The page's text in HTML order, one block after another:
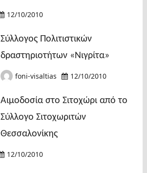
12/10/2010
Σύλλογος Πολιτιστικών
δραστηριοτήτων «Νιγρίτα»
foni-visaltias 12/10/2010
Αιμοδοσία στο Σιτοχώρι από το
Σύλλογο Σιτοχωριτών
Θεσσαλονίκης
12/10/2010